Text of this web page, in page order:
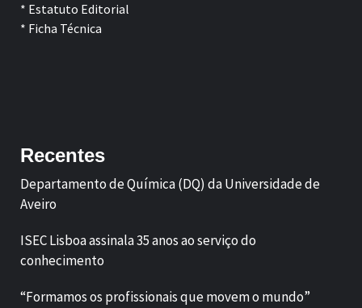
* Estatuto Editorial
* Ficha Técnica
Recentes
Departamento de Química (DQ) da Universidade de
Aveiro
ISEC Lisboa assinala 35 anos ao serviço do
conhecimento
“Formamos os profissionais que movem o mundo”